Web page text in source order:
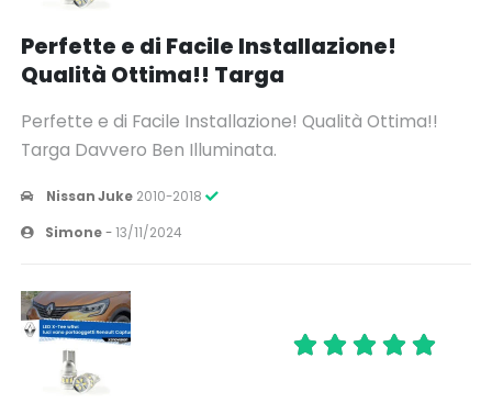
Perfette e di Facile Installazione!
Qualità Ottima!! Targa
Perfette e di Facile Installazione! Qualità Ottima!!
Targa Davvero Ben Illuminata.
Nissan Juke 2010-2018
Simone-13/11/2024